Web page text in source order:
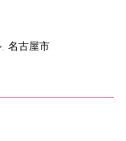
名古屋市